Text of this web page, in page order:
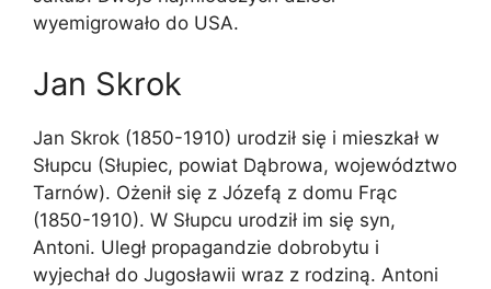
wyemigrowało do USA.
Jan Skrok
Jan Skrok (1850-1910) urodził się i mieszkał w
Słupcu (Słupiec, powiat Dąbrowa, województwo
Tarnów). Ożenił się z Józefą z domu Frąc
(1850-1910). W Słupcu urodził im się syn,
Antoni. Uległ propagandzie dobrobytu i
wyjechał do Jugosławii wraz z rodziną. Antoni